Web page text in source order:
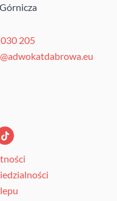
205
T
i
k
t
k